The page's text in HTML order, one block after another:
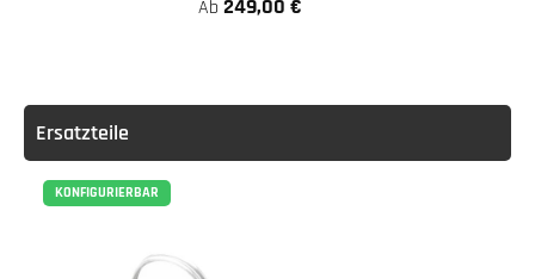
Ab 249,00 €
Ersatzteile
KONFIGURIERBAR